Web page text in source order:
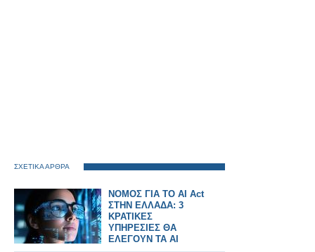
ΣΧΕΤΙΚΑ ΑΡΘΡΑ
ΝΟΜΟΣ ΓΙΑ ΤΟ AI Act
ΣΤΗΝ ΕΛΛΑΔΑ: 3
ΚΡΑΤΙΚΕΣ
ΥΠΗΡΕΣΙΕΣ ΘΑ
ΕΛΕΓΟΥΝ ΤΑ AI